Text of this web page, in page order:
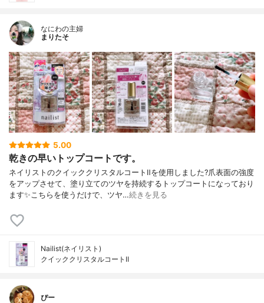
なにわの主婦
まりたそ
5.00
乾きの早いトップコートです。
ネイリストのクイッククリスタルコートⅡを使用しました?爪表面の強度
をアップさせて、塗り立てのツヤを持続するトップコートになっており
ます✨こちらを使うだけで、ツヤ…続きを見る
Nailist(ネイリスト)
クイッククリスタルコートII
ぴー